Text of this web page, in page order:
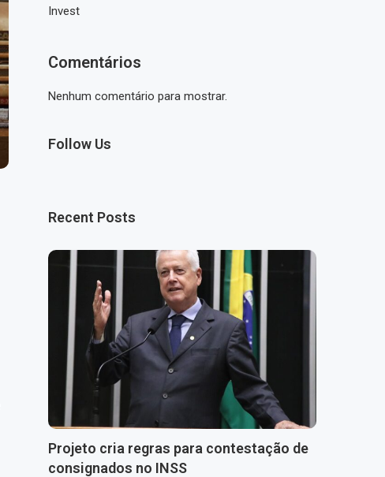
Invest
Comentários
Nenhum comentário para mostrar.
Follow Us
Recent Posts
Projeto cria regras para contestação de
consignados no INSS